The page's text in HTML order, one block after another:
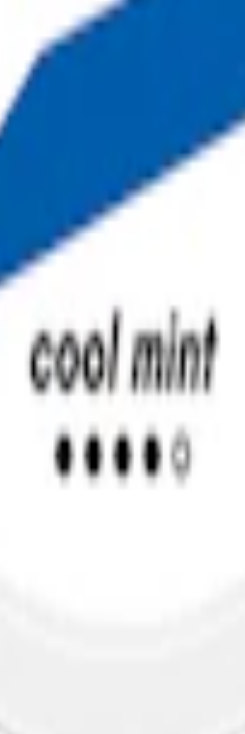
på vardagar.